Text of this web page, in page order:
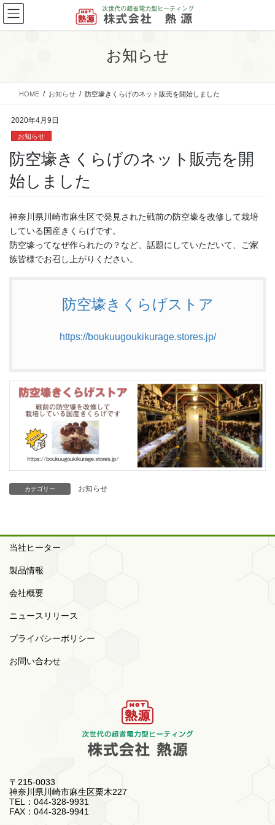
コ
ン
テ
ナ
ビ
ゲ
お知らせ
HOME お知らせ 防空壕きくらげのネット販売を開始しました
2020年4月9日
お知らせ
防空壕きくらげのネット販売を開
始しました
神奈川県川崎市麻生区で発見された戦前の防空壕を改修して栽培
している国産きくらげです。
防空壕ってなぜ作られたの？など、話題にしていただいて、ご家
族皆様でお召し上がりください。
防空壕きくらげストア
https://boukuugoukikurage.stores.jp/
カテゴリー お知らせ
当社ヒーター
製品情報
会社概要
ニュースリリース
プライバシーポリシー
お問い合わせ
〒215-0033
神奈川県川崎市麻生区栗木227
TEL：044-328-9931
FAX：044-328-9941